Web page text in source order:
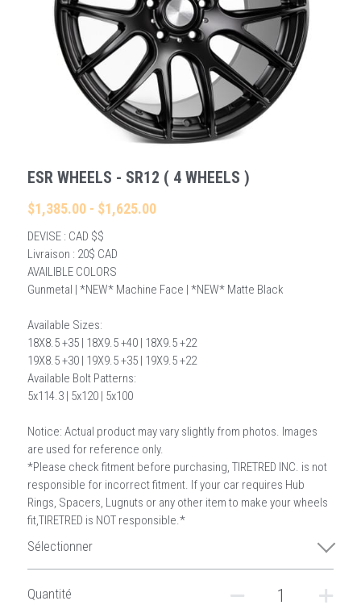
Rechercher
Français
Français
ESR WHEELS - SR12 ( 4 WHEELS )
$1,385.00 - $1,625.00
DEVISE : CAD $$
Livraison : 20$ CAD
AVAILIBLE COLORS
Gunmetal | *NEW* Machine Face | *NEW* Matte Black
Available Sizes:
18X8.5 +35 | 18X9.5 +40 | 18X9.5 +22
19X8.5 +30 | 19X9.5 +35 | 19X9.5 +22
Available Bolt Patterns:
5x114.3 | 5x120 | 5x100
Notice: Actual product may vary slightly from photos. Images
are used for reference only.
*Please check fitment before purchasing, TIRETRED INC. is not
responsible for incorrect fitment. If your car requires Hub
Rings, Spacers, Lugnuts or any other item to make your wheels
fit,TIRETRED is NOT responsible.*
Sélectionner
Quantité